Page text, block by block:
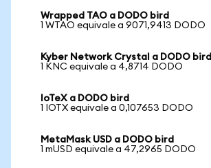
Wrapped TAO a DODO bird
1 WTAO equivale a 9071,9413 DODO
Kyber Network Crystal a DODO bird
1 KNC equivale a 4,8714 DODO
IoTeX a DODO bird
1 IOTX equivale a 0,107653 DODO
MetaMask USD a DODO bird
1 mUSD equivale a 47,2965 DODO